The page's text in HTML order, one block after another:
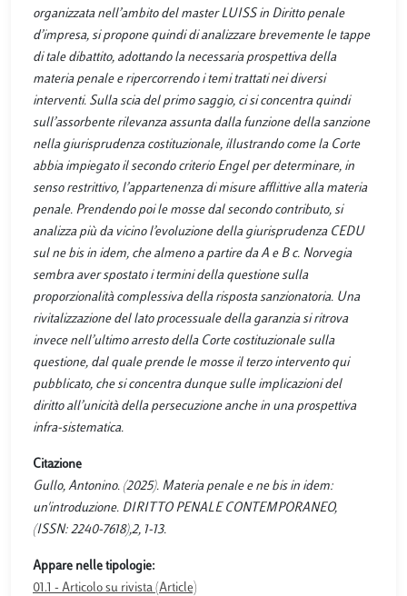
organizzata nell’ambito del master LUISS in Diritto penale
d’impresa, si propone quindi di analizzare brevemente le tappe
di tale dibattito, adottando la necessaria prospettiva della
materia penale e ripercorrendo i temi trattati nei diversi
interventi. Sulla scia del primo saggio, ci si concentra quindi
sull’assorbente rilevanza assunta dalla funzione della sanzione
nella giurisprudenza costituzionale, illustrando come la Corte
abbia impiegato il secondo criterio Engel per determinare, in
senso restrittivo, l’appartenenza di misure afflittive alla materia
penale. Prendendo poi le mosse dal secondo contributo, si
analizza più da vicino l’evoluzione della giurisprudenza CEDU
sul ne bis in idem, che almeno a partire da A e B c. Norvegia
sembra aver spostato i termini della questione sulla
proporzionalità complessiva della risposta sanzionatoria. Una
rivitalizzazione del lato processuale della garanzia si ritrova
invece nell’ultimo arresto della Corte costituzionale sulla
questione, dal quale prende le mosse il terzo intervento qui
pubblicato, che si concentra dunque sulle implicazioni del
diritto all’unicità della persecuzione anche in una prospettiva
infra-sistematica.
Citazione
Gullo, Antonino. (2025). Materia penale e ne bis in idem:
un'introduzione. DIRITTO PENALE CONTEMPORANEO,
(ISSN: 2240-7618),2, 1-13.
Appare nelle tipologie:
01.1 - Articolo su rivista (Article)